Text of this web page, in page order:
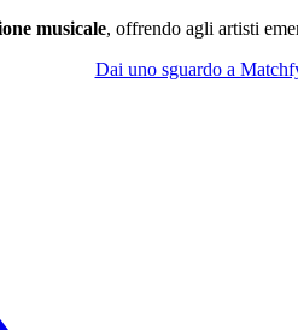
musicale, offrendo agli artisti
Dai uno sguardo a